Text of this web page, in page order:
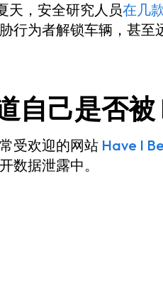
天，安全研究人员在几
行为者解锁车辆，甚
自己是否被
受欢迎的网站 Have I
数据泄露中。